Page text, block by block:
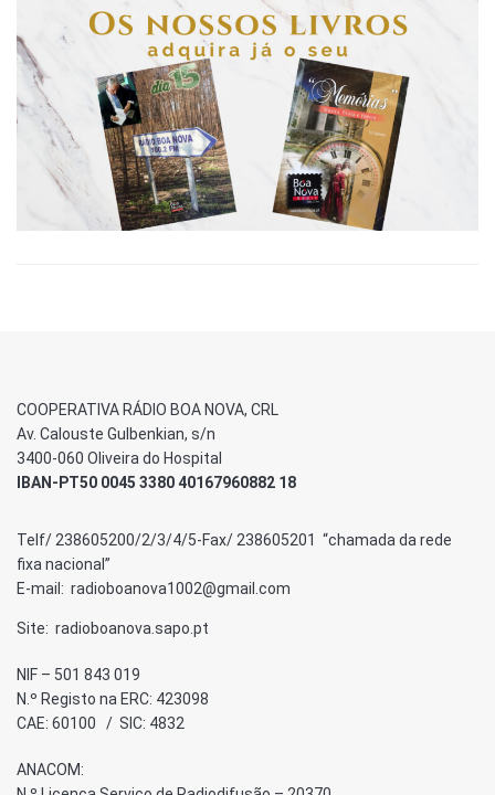
COOPERATIVA RÁDIO BOA NOVA, CRL
Av. Calouste Gulbenkian, s/n
3400-060 Oliveira do Hospital
IBAN-PT50 0045 3380 40167960882 18
Telf/ 238605200/2/3/4/5-Fax/ 238605201 “chamada da rede
fixa nacional”
E-mail: radioboanova1002@gmail.com
Site: radioboanova.sapo.pt
NIF – 501 843 019
N.º Registo na ERC: 423098
CAE: 60100 / SIC: 4832
ANACOM: